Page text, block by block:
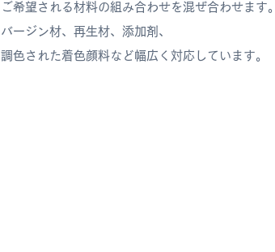
ご希望される材料の組み合わせを混ぜ合わせます。
​バージン材、再生材、添加剤、
調色された着色顔料など幅広く対応しています。